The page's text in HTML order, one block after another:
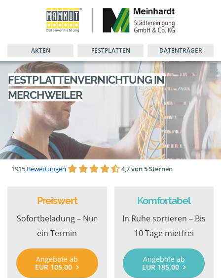
AKTEN FESTPLATTEN DATENTRÄGER
FESTPLATTENVERNICHTUNG IN
MERCHWEILER
1915 Bewertungen 4,7 von 5 Sternen
Preiswert
Sofortbeladung – Nur
ein Termin
Angebote ab
EUR 105,00
Komfortabel
In Ruhe sortieren – Bis
10 Tage mietfrei
Angebote ab
EUR 185,00